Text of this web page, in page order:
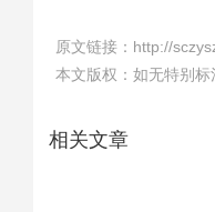
原文链接：http://
本文版权：如无特别标
相关文章